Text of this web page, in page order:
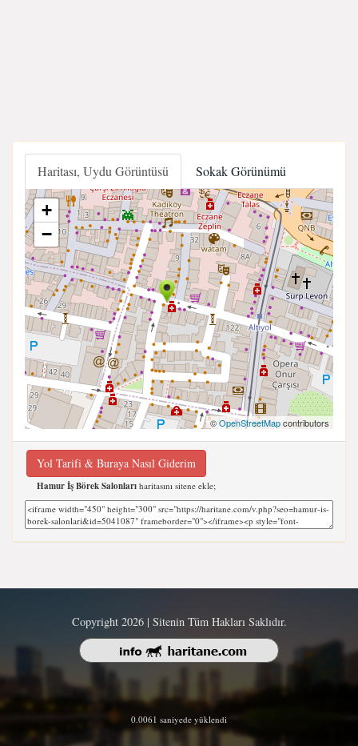
Haritası, Uydu Görüntüsü Sokak Görünümü
+
−
©OpenStreetMapcontributors
Yol Tarifi & Buraya Nasıl Giderim
Hamur İş Börek Salonları haritasını sitene ekle;
Copyright 2026 | Sitenin Tüm Hakları Saklıdır.
0.0061 saniyede yüklendi